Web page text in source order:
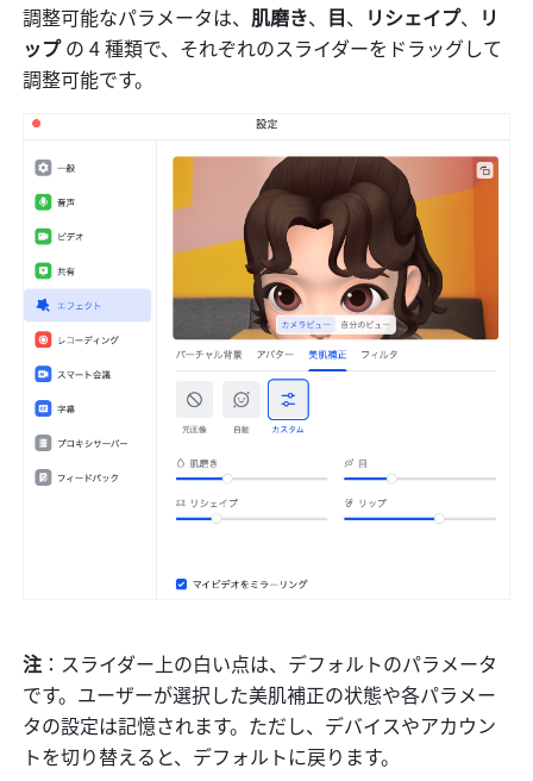
調整可能なパラメータは、 肌磨き、 目、 リシェイプ、
リ
ップ の 4 種類で、それぞれのスライダーをドラッグして
調整可能です。
注 ：スライダー上の白い点は、デフォルトのパラメータ
です。ユーザーが選択した美肌補正の状態や各パラメー
タの設定は記憶されます。ただし、デバイスやアカウン
トを切り替えると、デフォルトに戻ります。